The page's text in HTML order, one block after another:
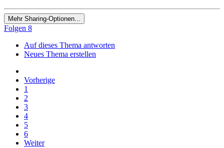
Mehr Sharing-Optionen...
Folgen 8
Auf dieses Thema antworten
Neues Thema erstellen
Vorherige
1
2
3
4
5
6
Weiter